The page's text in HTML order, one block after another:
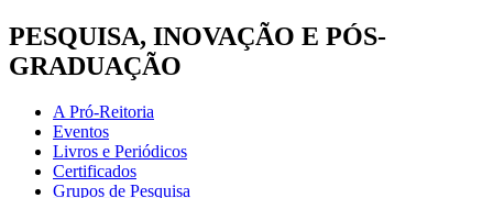
PESQUISA, INOVAÇÃO E PÓS-
GRADUAÇÃO
A Pró-Reitoria
Eventos
Livros e Periódicos
Certificados
Grupos de Pesquisa